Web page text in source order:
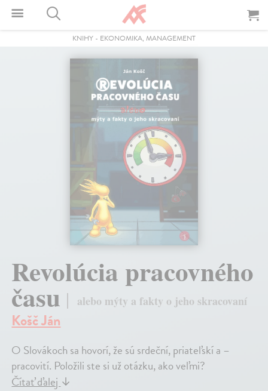
KNIHY - EKONOMIKA, MANAGEMENT
Revolúcia pracovného
času alebo mýty a fakty o jeho skracovaní
Košč Ján
O Slovákoch sa hovorí, že sú srdeční, priateľskí a –
pracovití. Položili ste si už otázku, ako veľmi?
Čítať ďalej↓